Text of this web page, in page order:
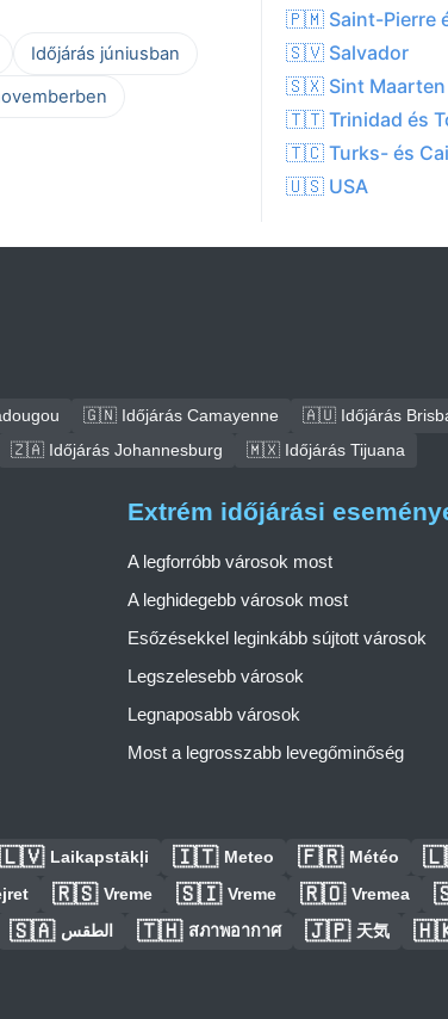
Időjárás júniusban
🇵🇲 Saint-Pierre
🇸🇻 Salvador
🇸🇽 Sint Maarten
🇹🇹 Trinidad és
🇹🇨 Turks- és
🇺🇸 USA
🇬🇳 Időjárás Camayenne
🇦🇺 Időjárás
🇿🇦 Időjárás Johannesburg 🇲🇽 Időjárás Tijuana
Extrém időjárási
A legforróbb városok most
A leghidegebb városok most
Esőzésekkel leginkább sújtott városok
Legszelesebb városok
Legnaposabb városok
Most a legrosszabb levegőminőség
🇱🇻 Laikapstākļi 🇮🇹 Meteo 🇫🇷 Météo
🇷🇸 Vreme 🇸🇮 Vreme 🇷🇴 Vremea
🇸🇦 الطقس 🇹🇭 สภาพอากาศ 🇯🇵 天気